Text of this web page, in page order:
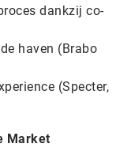
dankzij co-
haven (Brabo
(Specter,
Market